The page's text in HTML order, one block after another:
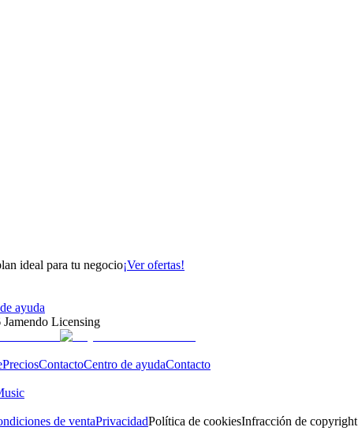
ideal para tu negocio¡Ver ofertas!
ayuda
Jamendo Licensing
PreciosContactoCentro de ayudaContacto
de ventaPrivacidadPolítica de cookiesInfracción de copyright